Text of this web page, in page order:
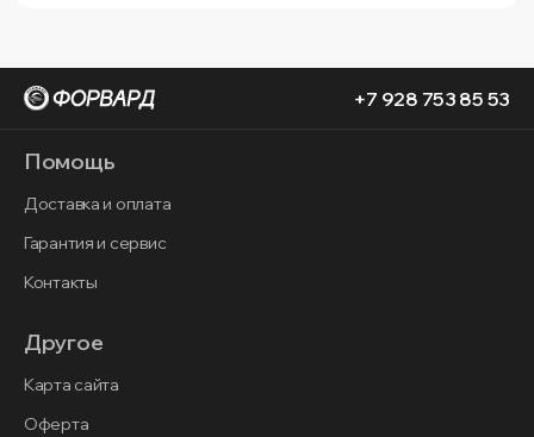
+7 928 753 85 53
Помощь
Доставка и оплата
Гарантия и сервис
Контакты
Другое
Карта сайта
Оферта